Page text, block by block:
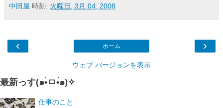
中田屋 時刻: 火曜日, 3月 04, 2008
‹ ›
ホーム
ウェブ バージョンを表示
最新っす(๑•̀ㅁ•́๑)✧
仕事のこと